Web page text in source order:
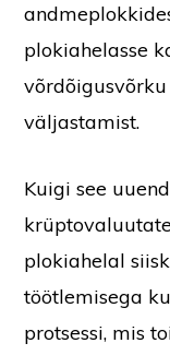
plokiahelasse
väljastamist.
Kuigi see
plokiahelal
töötlemisega
protsessi, mis